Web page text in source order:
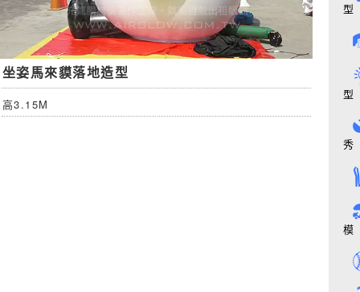
坐姿馬來貘落地造型
高3.15M
型
型
秀
模